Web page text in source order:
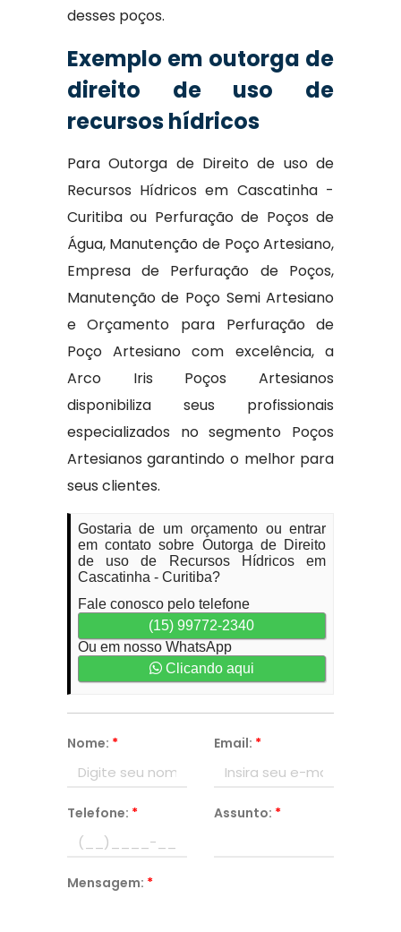
desses poços.
Exemplo em outorga de
direito de uso de
recursos hídricos
Para Outorga de Direito de uso de
Recursos Hídricos em Cascatinha -
Curitiba ou Perfuração de Poços de
Água, Manutenção de Poço Artesiano,
Empresa de Perfuração de Poços,
Manutenção de Poço Semi Artesiano
e Orçamento para Perfuração de
Poço Artesiano com excelência, a
Arco Iris Poços Artesianos
disponibiliza seus profissionais
especializados no segmento Poços
Artesianos garantindo o melhor para
seus clientes.
Gostaria de um orçamento ou entrar
em contato sobre Outorga de Direito
de uso de Recursos Hídricos em
Cascatinha - Curitiba?
Fale conosco pelo telefone
(15) 99772-2340
Ou em nosso WhatsApp
Clicando aqui
Nome: * Email: *
Telefone: * Assunto: *
Mensagem: *